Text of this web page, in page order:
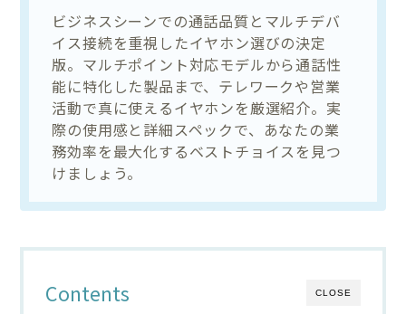
ビジネスシーンでの通話品質とマルチデバ
イス接続を重視したイヤホン選びの決定
版。マルチポイント対応モデルから通話性
能に特化した製品まで、テレワークや営業
活動で真に使えるイヤホンを厳選紹介。実
際の使用感と詳細スペックで、あなたの業
務効率を最大化するベストチョイスを見つ
けましょう。
CLOSE
Contents